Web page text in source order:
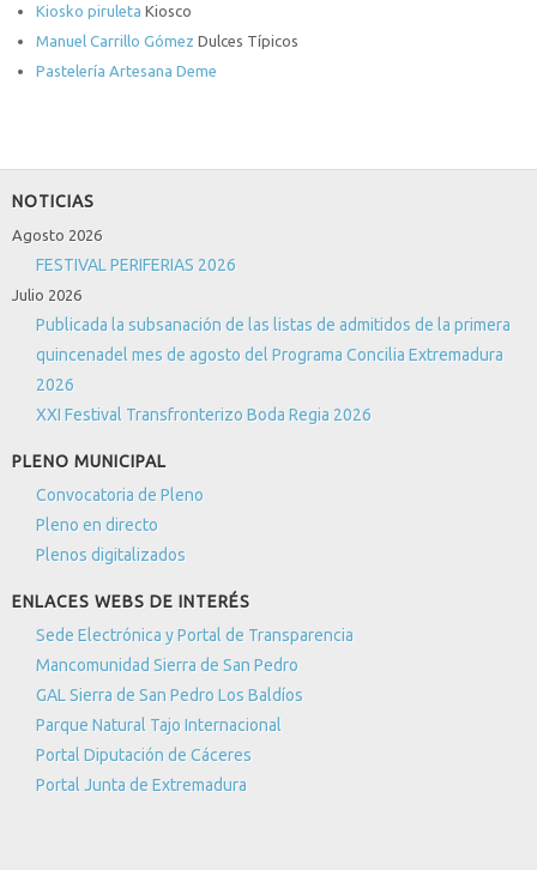
Kiosko piruleta Kiosco
Manuel Carrillo Gómez Dulces Típicos
Pastelería Artesana Deme
NOTICIAS
Agosto 2026
FESTIVAL PERIFERIAS 2026
Julio 2026
Publicada la subsanación de las listas de admitidos de la primera
quincenadel mes de agosto del Programa Concilia Extremadura
2026
XXI Festival Transfronterizo Boda Regia 2026
PLENO MUNICIPAL
Convocatoria de Pleno
Pleno en directo
Plenos digitalizados
ENLACES WEBS DE INTERÉS
Sede Electrónica y Portal de Transparencia
Mancomunidad Sierra de San Pedro
GAL Sierra de San Pedro Los Baldíos
Parque Natural Tajo Internacional
Portal Diputación de Cáceres
Portal Junta de Extremadura